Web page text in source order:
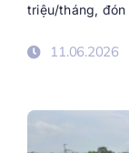
triệu/tháng,
11.06.2026